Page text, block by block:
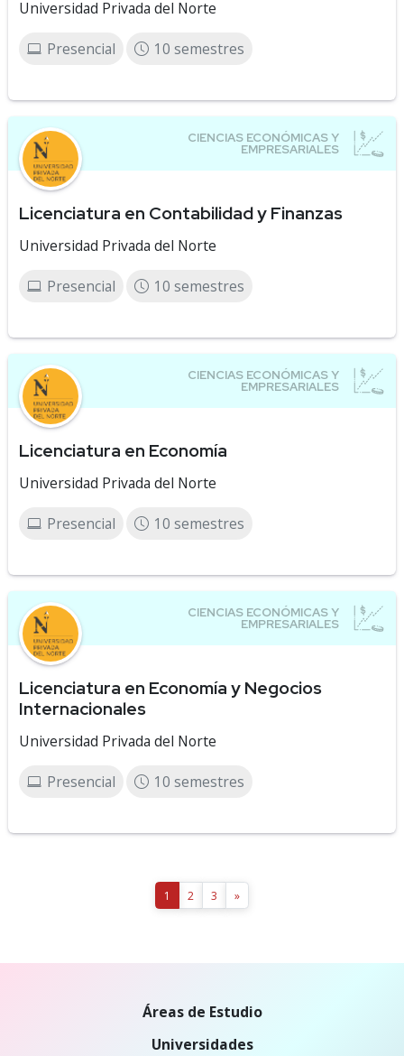
Universidad Privada del Norte
Presencial 10 semestres
Licenciatura en Contabilidad y Finanzas
Universidad Privada del Norte
Presencial 10 semestres
Licenciatura en Economía
Universidad Privada del Norte
Presencial 10 semestres
Licenciatura en Economía y Negocios
Internacionales
Universidad Privada del Norte
Presencial 10 semestres
1 2 3 »
Áreas de Estudio
Universidades